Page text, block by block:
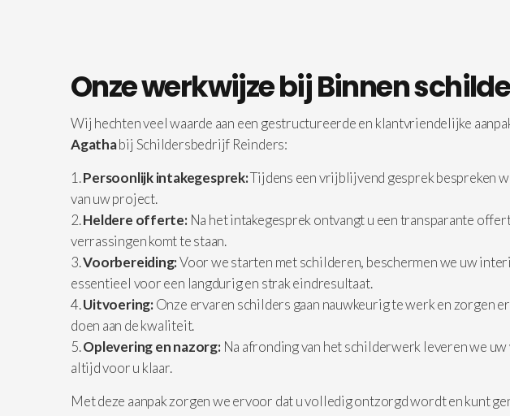
Onze werkwijze bij Binnen
Wij hechten veel waarde aan een gestructureerde en klantvriendelijke
Agathabij Schildersbedrijf Reinders:
Persoonlijk intakegesprek:Tijdens een vrijblijvend gesprek bespreken
van uw project.
Heldere offerte:Na het intakegesprek ontvangt u een transparante
verrassingen komt te staan.
Voorbereiding:Voor we starten met schilderen, beschermen we uw
essentieel voor een langdurig en strak eindresultaat.
Uitvoering:Onze ervaren schilders gaan nauwkeurig te werk en
doen aan de kwaliteit.
Oplevering en nazorg:Na afronding van het schilderwerk leveren we
altijd voor u klaar.
Met deze aanpak zorgen we ervoor dat u volledig ontzorgd wordt en kunt